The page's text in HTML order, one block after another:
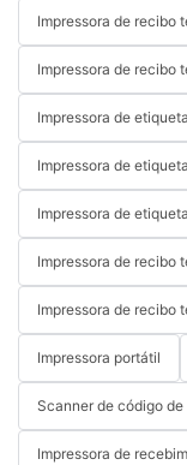
Impressora de recibo
Impressora de recibo
Impressora de
Impressora de
Impressora de
Impressora de recibo
Impressora de recibo
Impressora portátil
Scanner de código de
Impressora de